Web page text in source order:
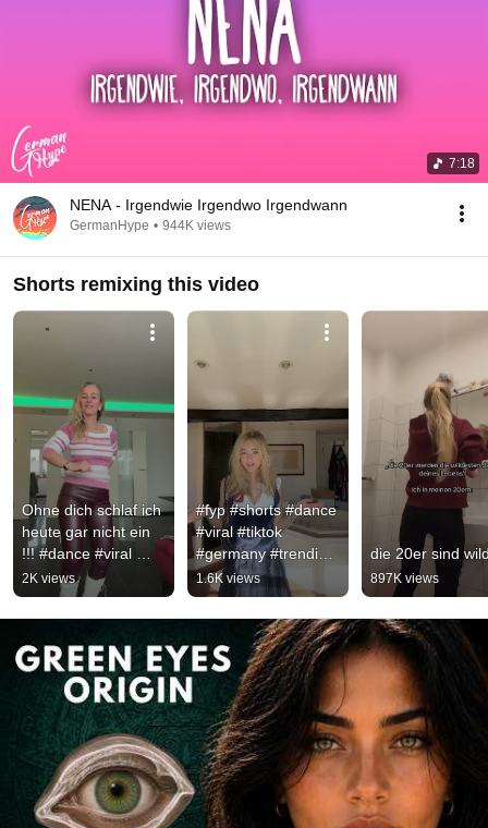
7:18
NENA - Irgendwie Irgendwo Irgendwann
GermanHype • 944K views
Shorts remixing this video
Ohne dich schlaf ich
heute gar nicht ein
!!! #dance #viral
#dancer
2K views
#fyp #shorts #dance
#viral #tiktok
#germany #trending
#fashion
#fashiontrends
#worldcup
1.6K views
die 20er sind
897K views